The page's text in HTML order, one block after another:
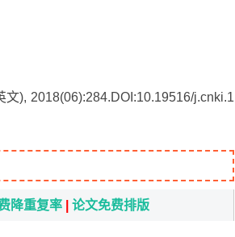
), 2018(06):284.DOI:10.19516/j.cnki.1
降重复率 论文免费排版